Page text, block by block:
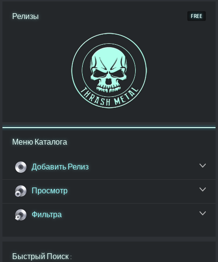
Релизы
Меню Каталога
Добавить Релиз
Просмотр
Фильтра
Быстрый Поиск :